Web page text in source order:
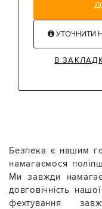
УТОЧНИТИ
В
Безпека є нашим
намагаємося
Ми завжди
довговічність
фехтування